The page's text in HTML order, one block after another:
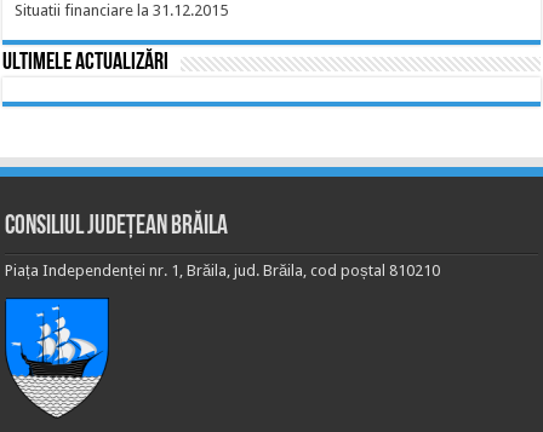
Situatii financiare la 31.12.2015
Ultimele actualizări
Consiliul Județean Brăila
Piața Independenței nr. 1, Brăila, jud. Brăila, cod poștal 810210